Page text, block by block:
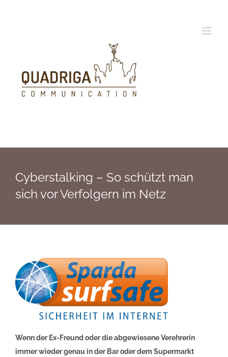
Cyberstalking – So schützt man
sich vor Verfolgern im Netz
Wenn der Ex-Freund oder die abgewiesene Verehrerin
immer wieder genau in der Bar oder dem Supermarkt